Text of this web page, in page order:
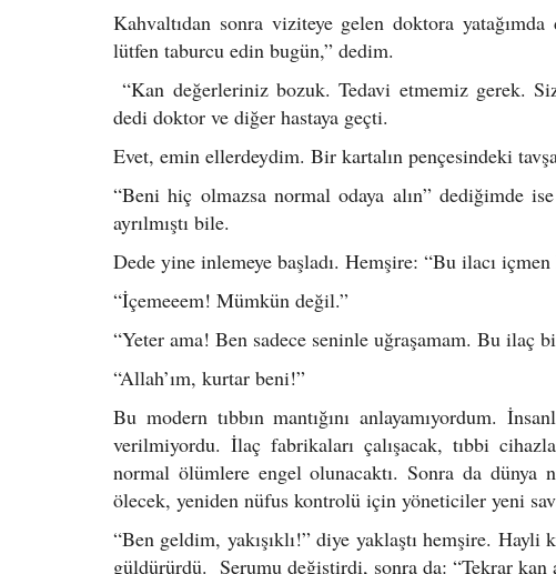
Kahvaltıdan sonra viziteye gelen doktora
lütfen taburcu edin bugün,” dedim.
“Kan değerleriniz bozuk. Tedavi etmemiz gerek.
dedi doktor ve diğer hastaya geçti.
Evet, emin ellerdeydim. Bir kartalın pençesindeki
“Beni hiç olmazsa normal odaya alın” dediğimde
ayrılmıştı bile.
Dede yine inlemeye başladı. Hemşire: “Bu ilacı içmen
“İçemeeem! Mümkün değil.”
“Yeter ama! Ben sadece seninle uğraşamam. Bu ilaç
“Allah’ım, kurtar beni!”
Bu modern tıbbın mantığını anlayamıyordum.
verilmiyordu. İlaç fabrikaları çalışacak, tıbbi
normal ölümlere engel olunacaktı. Sonra da dünya
ölecek, yeniden nüfus kontrolü için yöneticiler yeni
“Ben geldim, yakışıklı!” diye yaklaştı hemşire.
güldürürdü. Serumu değiştirdi, sonra da: “Tekrar kan